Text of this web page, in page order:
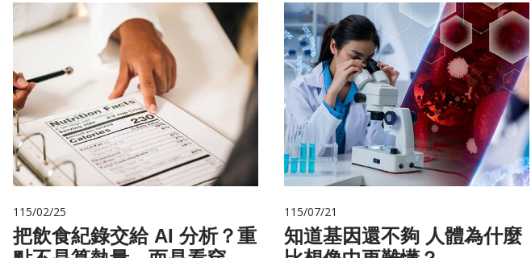
115/02/25
把飲食紀錄交給 AI 分析？重
115/07/21
知道基因還不夠 人體為什麼